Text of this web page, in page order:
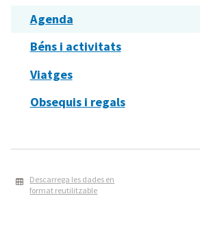
Agenda
Béns i activitats
Viatges
Obsequis i regals
Descarrega les dades en
format reutilitzable